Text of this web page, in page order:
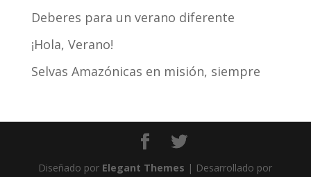
Deberes para un verano diferente
¡Hola, Verano!
Selvas Amazónicas en misión, siempre
Diseñado por Elegant Themes | Desarrollado por